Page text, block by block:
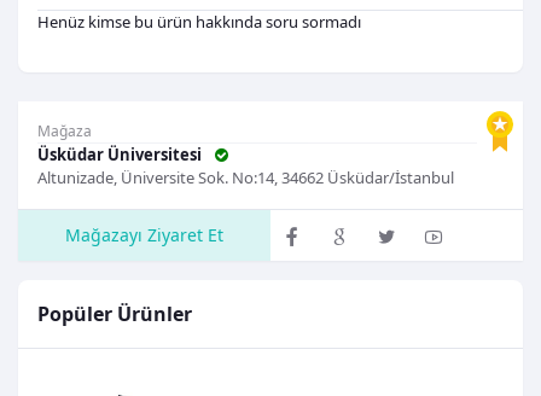
Mağaza
Üsküdar Üniversitesi
Altunizade, Üniversite Sok. No:14, 34662 Üsküdar/İstanbul
Mağazayı Ziyaret Et
Popüler Ürünler
Henüz kimse bu ürün hakkında soru sormadı